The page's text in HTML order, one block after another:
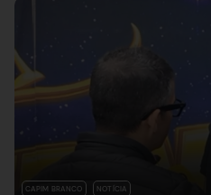
CAPIM BRANCO NOTÍCIA